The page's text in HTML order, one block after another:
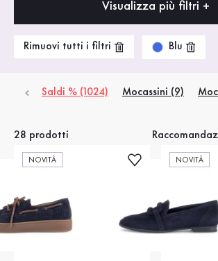
Visualizza più filtri +
Rimuovi tutti i filtri Blu
Saldi % (1024) Mocassini (9)
28 prodotti
NOVITÀ NOVITÀ